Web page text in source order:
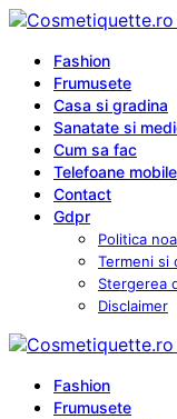
Fashion
Frumusete
Casa si gradina
Sanatate si
Cum sa fac
Telefoane mobile
Contact
Gdpr
Politica
Termeni si
Stergerea
Disclaimer
Fashion
Frumusete